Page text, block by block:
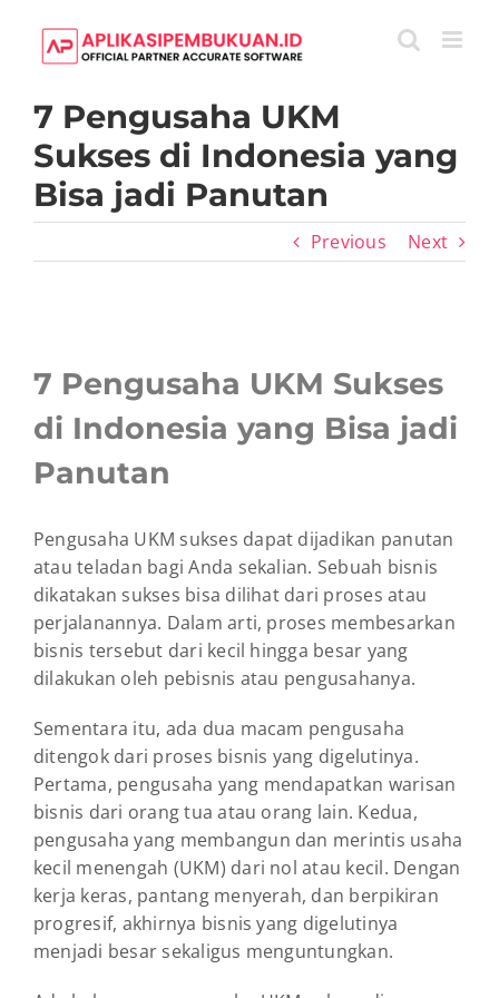
content
7 Pengusaha UKM
Sukses di Indonesia yang
Bisa jadi Panutan
Previous Next
Larger
Image
7 Pengusaha UKM Sukses
di Indonesia yang Bisa jadi
Panutan
Pengusaha UKM sukses dapat dijadikan panutan
atau teladan bagi Anda sekalian. Sebuah bisnis
dikatakan sukses bisa dilihat dari proses atau
perjalanannya. Dalam arti, proses membesarkan
bisnis tersebut dari kecil hingga besar yang
dilakukan oleh pebisnis atau pengusahanya.
Sementara itu, ada dua macam pengusaha
ditengok dari proses bisnis yang digelutinya.
Pertama, pengusaha yang mendapatkan warisan
bisnis dari orang tua atau orang lain. Kedua,
pengusaha yang membangun dan merintis usaha
kecil menengah (UKM) dari nol atau kecil. Dengan
kerja keras, pantang menyerah, dan berpikiran
progresif, akhirnya bisnis yang digelutinya
menjadi besar sekaligus menguntungkan.